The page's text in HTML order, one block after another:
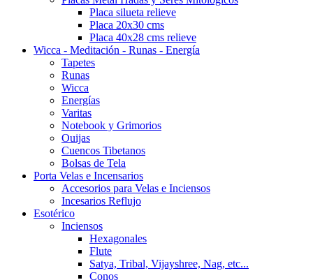
Placa silueta relieve
Placa 20x30 cms
Placa 40x28 cms relieve
Wicca - Meditación - Runas - Energía
Tapetes
Runas
Wicca
Energías
Varitas
Notebook y Grimorios
Ouijas
Cuencos Tibetanos
Bolsas de Tela
Porta Velas e Incensarios
Accesorios para Velas e Inciensos
Incesarios Reflujo
Esotérico
Inciensos
Hexagonales
Flute
Satya, Tribal, Vijayshree, Nag, etc...
Conos